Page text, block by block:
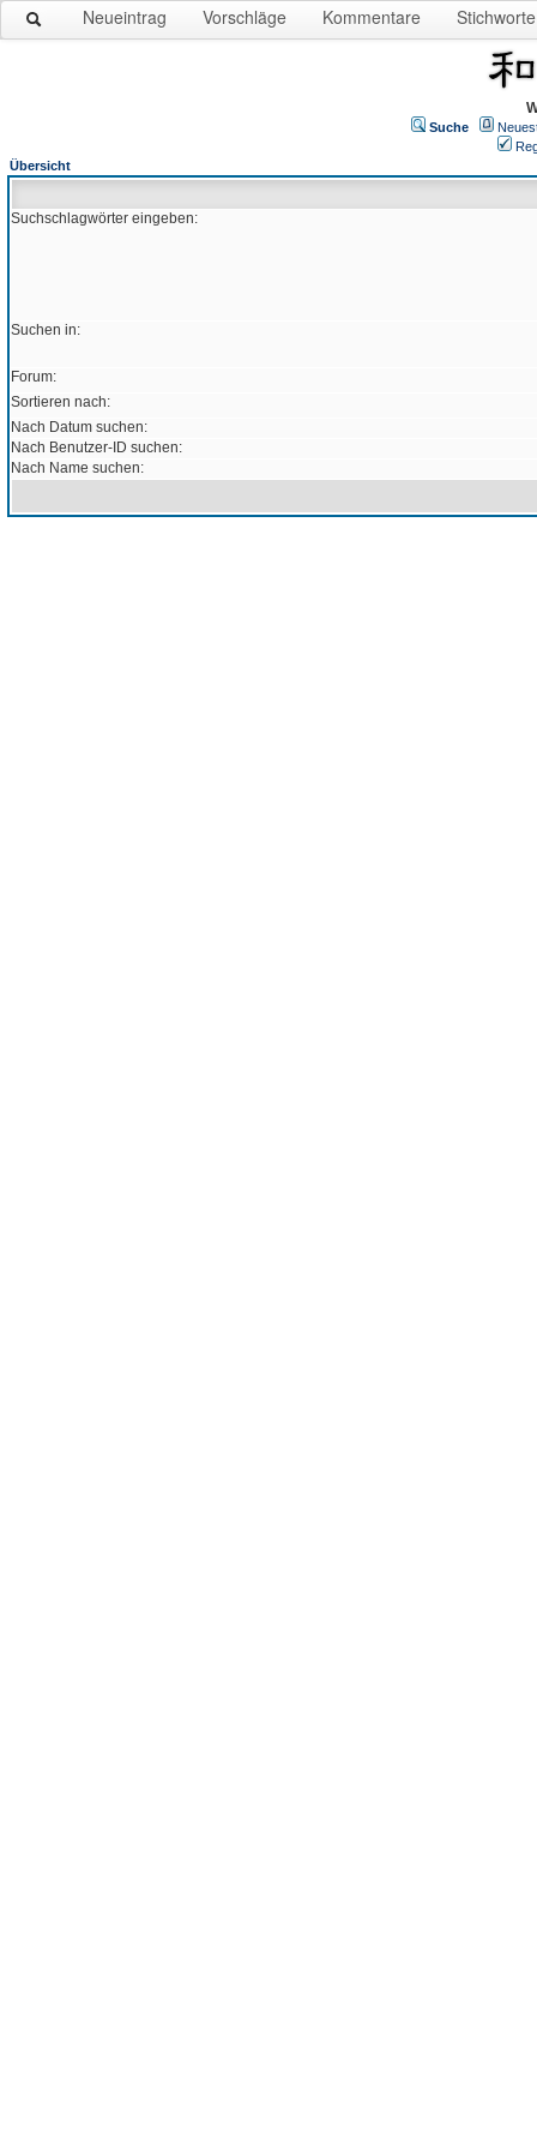
Neueintrag Vorschläge Kommentare Stichworte
Suche
Übersicht
Suchschlagwörter eingeben:
Suchen in:
Forum:
Sortieren nach:
Nach Datum suchen:
Nach Benutzer-ID suchen:
Nach Name suchen: